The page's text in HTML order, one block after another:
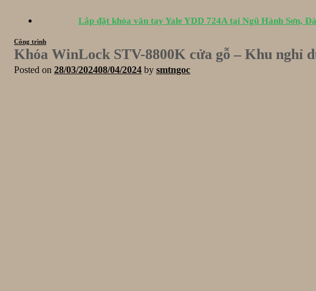
Lắp đặt khóa vân tay Yale YDD 724A tại Ngũ Hành Sơn,
Công trình
Khóa WinLock STV-8800K cửa gỗ – Khu nghỉ
Posted on 28/03/202408/04/2024 by smtngoc